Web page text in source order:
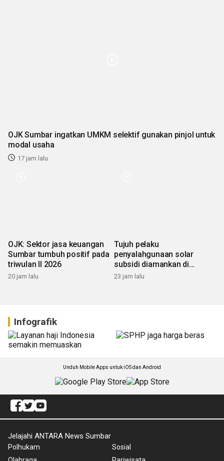
OJK Sumbar ingatkan UMKM selektif gunakan pinjol untuk
modal usaha
17 jam lalu
OJK: Sektor jasa keuangan
Sumbar tumbuh positif pada
triwulan II 2026
20 jam lalu
Tujuh pelaku
penyalahgunaan solar
subsidi diamankan di
Sumbar
23 jam lalu
Infografik